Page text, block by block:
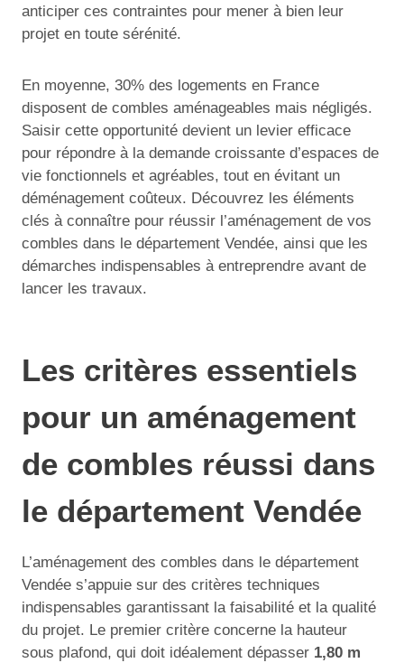
anticiper ces contraintes pour mener à bien leur
projet en toute sérénité.
En moyenne, 30% des logements en France
disposent de combles aménageables mais négligés.
Saisir cette opportunité devient un levier efficace
pour répondre à la demande croissante d’espaces de
vie fonctionnels et agréables, tout en évitant un
déménagement coûteux. Découvrez les éléments
clés à connaître pour réussir l’aménagement de vos
combles dans le département Vendée, ainsi que les
démarches indispensables à entreprendre avant de
lancer les travaux.
Les critères essentiels
pour un aménagement
de combles réussi dans
le département Vendée
L’aménagement des combles dans le département
Vendée s’appuie sur des critères techniques
indispensables garantissant la faisabilité et la qualité
du projet. Le premier critère concerne la hauteur
sous plafond, qui doit idéalement dépasser 1,80 m